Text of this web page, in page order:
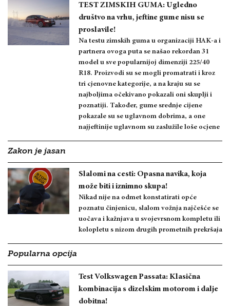
TEST ZIMSKIH GUMA: Ugledno
društvo na vrhu, jeftine gume nisu se
proslavile!
Na testu zimskih guma u organizaciji HAK-a i
partnera ovoga puta se našao rekordan 31
model u sve popularnijoj dimenziji 225/40
R18. Proizvodi su se mogli promatrati i kroz
tri cjenovne kategorije, a na kraju su se
najboljima očekivano pokazali oni skuplji i
poznatiji. Također, gume srednje cijene
pokazale su se uglavnom dobrima, a one
najjeftinije uglavnom su zaslužile loše ocjene
Zakon je jasan
Slalomi na cesti: Opasna navika, koja
može biti i iznimno skupa!
Nikad nije na odmet konstatirati opće
poznatu činjenicu, slalom vožnja najčešće se
uočava i kažnjava u svojevrsnom kompletu ili
kolopletu s nizom drugih prometnih prekršaja
Popularna opcija
Test Volkswagen Passata: Klasična
kombinacija s dizelskim motorom i dalje
dobitna!